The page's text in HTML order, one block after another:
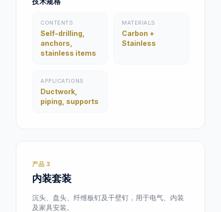
CONTENTS
Self-drilling,
anchors,
stainless items
MATERIALS
Carbon +
Stainless
APPLICATIONS
Ductwork,
piping, supports
产品 3
内装套装
沉头、盘头、纤维板钉及干壁钉，用于电气、内装
及家具安装。